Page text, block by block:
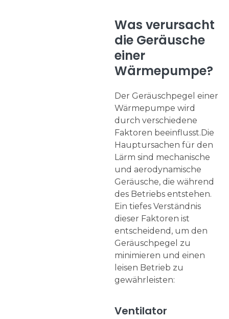
Was verursacht
die Geräusche
einer
Wärmepumpe?
Der Geräuschpegel einer
Wärmepumpe wird
durch verschiedene
Faktoren beeinflusst.Die
Hauptursachen für den
Lärm sind mechanische
und aerodynamische
Geräusche, die während
des Betriebs entstehen.
Ein tiefes Verständnis
dieser Faktoren ist
entscheidend, um den
Geräuschpegel zu
minimieren und einen
leisen Betrieb zu
gewährleisten:
Ventilator